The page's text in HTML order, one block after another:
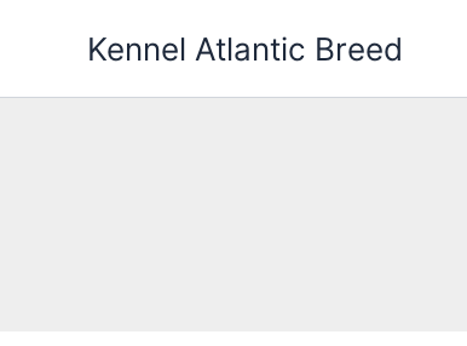
Kennel Atlantic Breed